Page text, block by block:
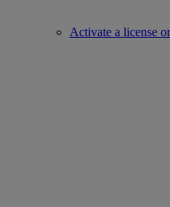
Activate a license